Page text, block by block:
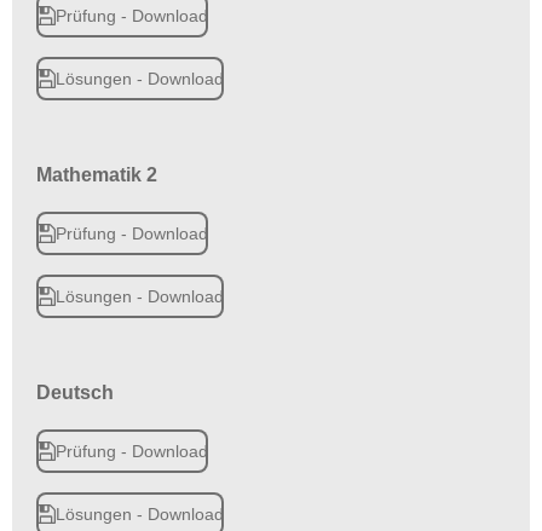
Prüfung - Download
Lösungen - Download
Mathematik 2
Prüfung - Download
Lösungen - Download
Deutsch
Prüfung - Download
Lösungen - Download